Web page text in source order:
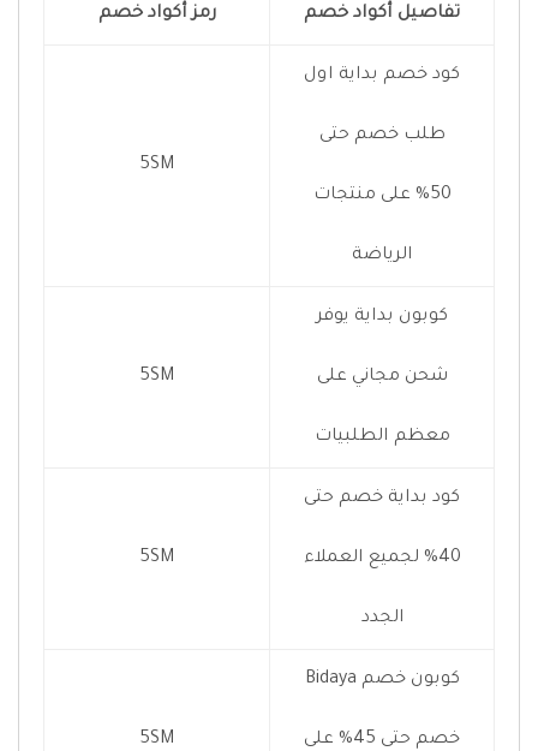
تفاصيل أكواد خصم رمز أكواد خصم
كود خصم بداية اول
طلب خصم حتى
50% على منتجات
الرياضة
5SM
كوبون بداية يوفر
شحن مجاني على
معظم الطلبيات
5SM
كود بداية خصم حتى
40% لجميع العملاء
الجدد
5SM
كوبون خصم Bidaya
خصم حتى 45% على 5SM